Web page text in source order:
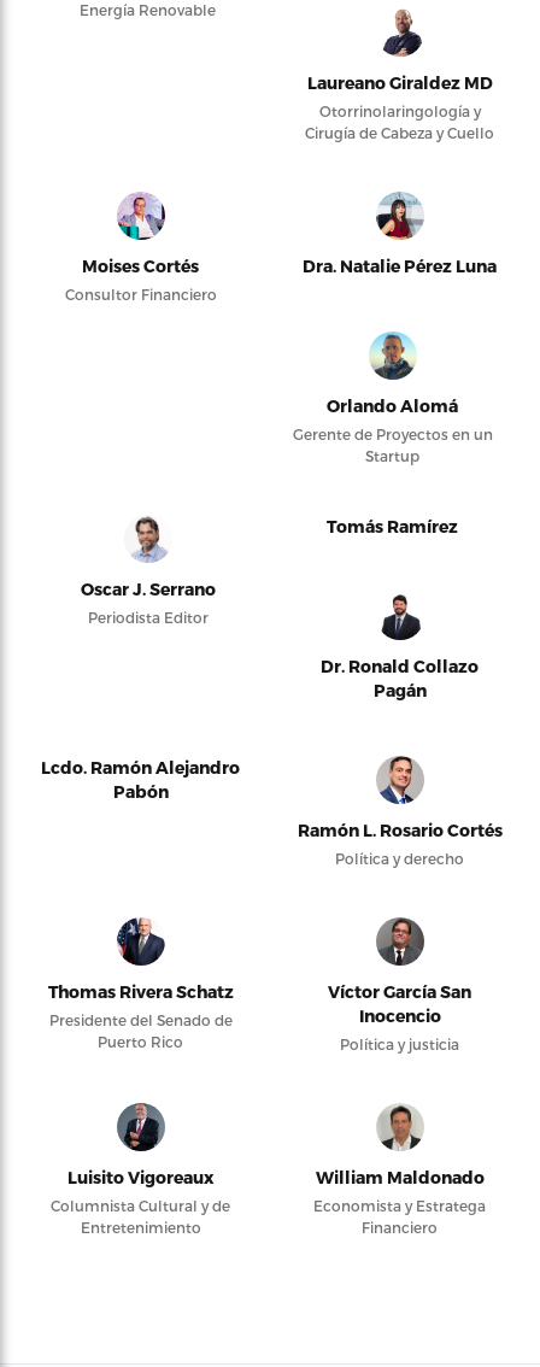
Energía Renovable
Laureano Giraldez MD
Otorrinolaringología y
Cirugía de Cabeza y Cuello
Moises Cortés
Consultor Financiero
Dra. Natalie Pérez Luna
Orlando Alomá
Gerente de Proyectos en un
Startup
Oscar J. Serrano
Periodista Editor
Tomás Ramírez
Dr. Ronald Collazo
Pagán
Lcdo. Ramón Alejandro
Pabón
Ramón L. Rosario Cortés
Política y derecho
Thomas Rivera Schatz
Presidente del Senado de
Puerto Rico
Víctor García San
Inocencio
Política y justicia
Luisito Vigoreaux
Columnista Cultural y de
Entretenimiento
William Maldonado
Economista y Estratega
Financiero